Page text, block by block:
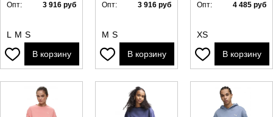
Опт: 3 916 руб
L M S
В корзину
Опт: 3 916 руб
M S
В корзину
Опт: 4 485 руб
XS
В корзину